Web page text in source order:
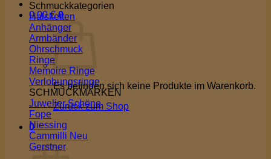
0,00€ 0
Es befinden sich keine Produkte im Warenkorb.
Zurück zum Shop
0
Warenkorb
Schmuckkategorien
Halsketten
Anhänger
Armbänder
Ohrschmuck
Ringe
Memoire Ringe
Verlobungsringe
SCHMUCKMARKEN
Juwelier Schöne
Fope
Niessing
Cammilli
Gerstner